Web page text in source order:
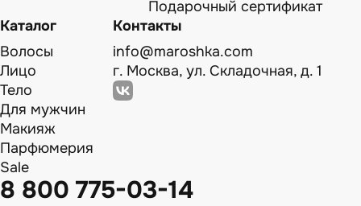
Подарочный сертификат
Каталог
Волосы
Лицо
Тело
Для мужчин
Макияж
Парфюмерия
Sale
Контакты
info@maroshka.com
г. Москва, ул. Складочная, д. 1
8 800 775-03-14